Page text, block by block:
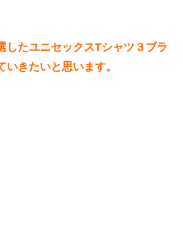
したユニセックスTシャツ３ブラ
いきたいと思います。